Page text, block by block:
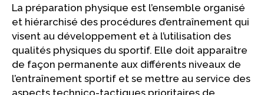
La préparation physique est l’ensemble organisé
et hiérarchisé des procédures d’entraînement qui
visent au développement et à l’utilisation des
qualités physiques du sportif. Elle doit apparaître
de façon permanente aux différents niveaux de
l’entraînement sportif et se mettre au service des
aspects technico-tactiques prioritaires de